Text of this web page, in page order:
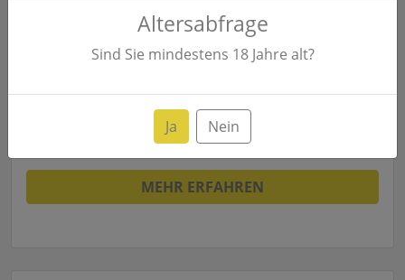
Altersabfrage
Sind Sie mindestens 18Jahre alt?
Ja Nein
14.50 €
19.33 €/ L
(zzgl. Versand)
Menge:
0 im Korb
MEHR ERFAHREN